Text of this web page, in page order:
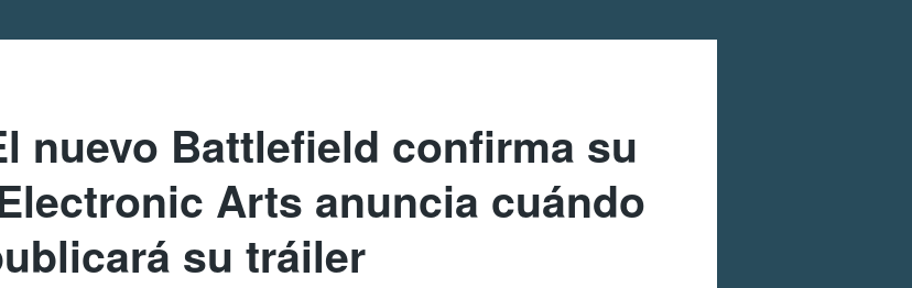
nuevo Battlefield confirma su
Arts anuncia cuándo
su tráiler